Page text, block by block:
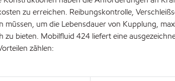
zu erreichen. Reibungskontrolle,
müssen, um die Lebensdauer von Kupplung,
bieten. Mobilfluid 424 liefert eine
zählen: